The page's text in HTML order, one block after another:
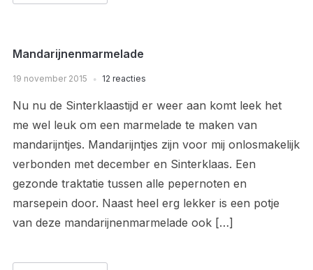
Mandarijnenmarmelade
19 november 2015 12 reacties
Nu nu de Sinterklaastijd er weer aan komt leek het
me wel leuk om een marmelade te maken van
mandarijntjes. Mandarijntjes zijn voor mij onlosmakelijk
verbonden met december en Sinterklaas. Een
gezonde traktatie tussen alle pepernoten en
marsepein door. Naast heel erg lekker is een potje
van deze mandarijnenmarmelade ook […]